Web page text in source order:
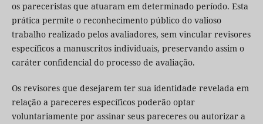
os pareceristas que atuaram em determinado período. Esta
prática permite o reconhecimento público do valioso
trabalho realizado pelos avaliadores, sem vincular revisores
específicos a manuscritos individuais, preservando assim o
caráter confidencial do processo de avaliação.
Os revisores que desejarem ter sua identidade revelada em
relação a pareceres específicos poderão optar
voluntariamente por assinar seus pareceres ou autorizar a